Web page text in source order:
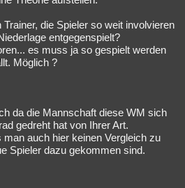
die Spieler so weit involvieren
entgegenspielt?
es muss ja so gespielt werden
Möglich ?
da die Mannschaft diese WM sich
gedreht hat von Ihrer Art.
auch hier keinen Vergleich zu
Spieler dazu gekommen sind.